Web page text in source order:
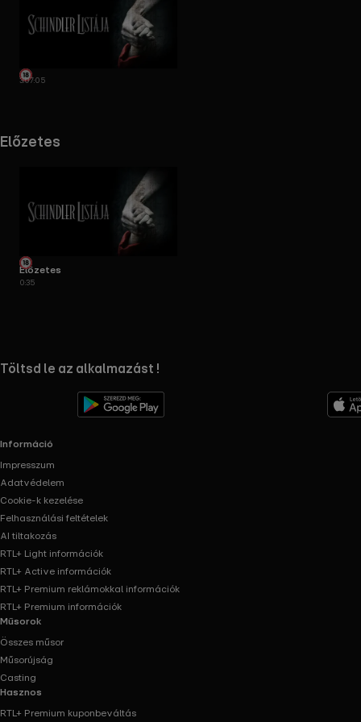
3:07:05
Előzetes
Előzetes
0:35
RTL+ useful links.
Töltsd le az alkalmazást !
Információ
Impresszum
Adatvédelem
Cookie-k kezelése
Felhasználási feltételek
AI tiltakozás
RTL+ Light információk
RTL+ Active információk
RTL+ Premium reklámokkal információk
RTL+ Premium információk
Műsorok
Összes műsor
Műsorújság
Casting
Hasznos
RTL+ Premium kuponbeváltás